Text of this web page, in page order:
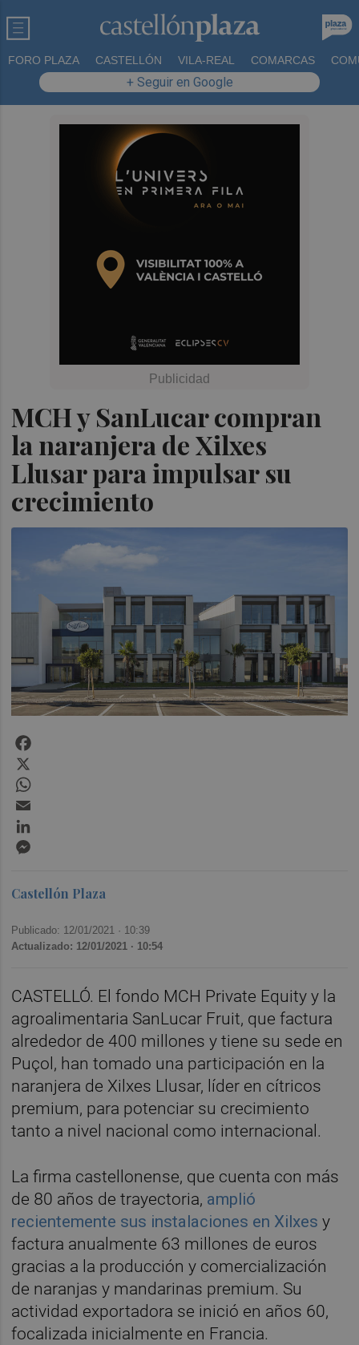
FORO PLAZA CASTELLÓN VILA-REAL COMARCAS
+ Seguir en Google
MCH y SanLucar compran
la naranjera de Xilxes
Llusar para impulsar su
crecimiento
Castellón Plaza
Publicado: 12/01/2021 · 10:39
Actualizado: 12/01/2021 · 10:54
CASTELLÓ. El fondo MCH Private Equity y la
agroalimentaria SanLucar Fruit, que factura
alrededor de 400 millones y tiene su sede en
Puçol, han tomado una participación en la
naranjera de Xilxes Llusar, líder en cítricos
premium, para potenciar su crecimiento
tanto a nivel nacional como internacional.
La firma castellonense, que cuenta con más
de 80 años de trayectoria, amplió
recientemente sus instalaciones en Xilxes y
factura anualmente 63 millones de euros
gracias a la producción y comercialización
de naranjas y mandarinas premium. Su
actividad exportadora se inició en años 60,
focalizada inicialmente en Francia.